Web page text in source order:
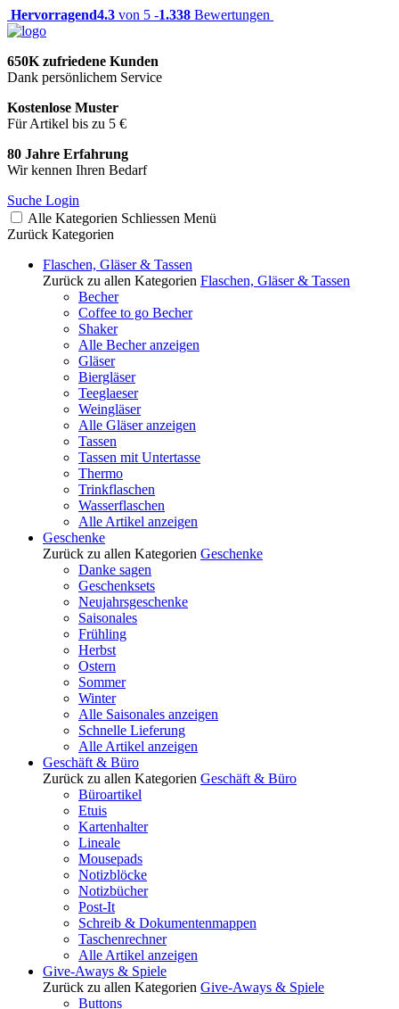
Hervorragend4.3 von 5 -1.338 Bewertungen
650K zufriedene Kunden
Dank persönlichem Service
Kostenlose Muster
Für Artikel bis zu 5 €
80 Jahre Erfahrung
Wir kennen Ihren Bedarf
Suche Login
Alle Kategorien Schliessen Menü
Zurück Kategorien
Flaschen, Gläser & Tassen
Zurück zu allen Kategorien Flaschen, Gläser & Tassen
Becher
Coffee to go Becher
Shaker
Alle Becher anzeigen
Gläser
Biergläser
Teeglaeser
Weingläser
Alle Gläser anzeigen
Tassen
Tassen mit Untertasse
Thermo
Trinkflaschen
Wasserflaschen
Alle Artikel anzeigen
Geschenke
Zurück zu allen Kategorien Geschenke
Danke sagen
Geschenksets
Neujahrsgeschenke
Saisonales
Frühling
Herbst
Ostern
Sommer
Winter
Alle Saisonales anzeigen
Schnelle Lieferung
Alle Artikel anzeigen
Geschäft & Büro
Zurück zu allen Kategorien Geschäft & Büro
Büroartikel
Etuis
Kartenhalter
Lineale
Mousepads
Notizblöcke
Notizbücher
Post-It
Schreib & Dokumentenmappen
Taschenrechner
Alle Artikel anzeigen
Give-Aways & Spiele
Zurück zu allen Kategorien Give-Aways & Spiele
Buttons